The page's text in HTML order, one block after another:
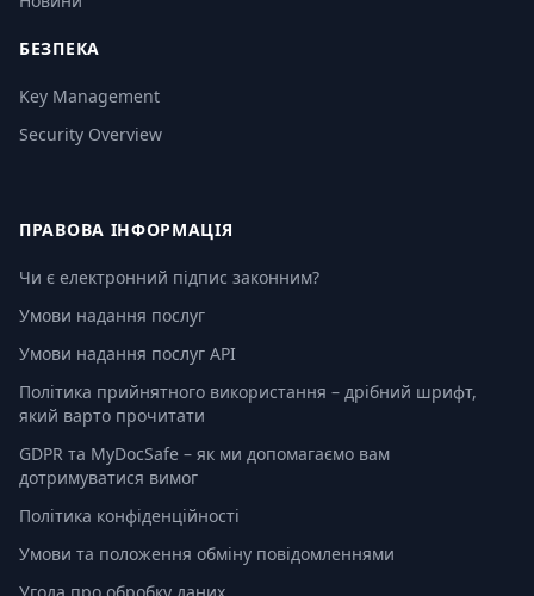
БЕЗПЕКА
Key Management
Security Overview
ПРАВОВА ІНФОРМАЦІЯ
Чи є електронний підпис законним?
Умови надання послуг
Умови надання послуг API
Політика прийнятного використання – дрібний шрифт,
який варто прочитати
GDPR та MyDocSafe – як ми допомагаємо вам
дотримуватися вимог
Політика конфіденційності
Умови та положення обміну повідомленнями